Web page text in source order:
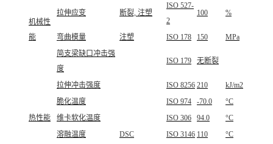
机械性
能
拉伸应变 断裂, 注塑
ISO 527-
2
100 %
弯曲模量 注塑 ISO 178 150
MPa
简支梁缺口冲击强
度
ISO 179 无断裂
拉伸冲击强度 ISO 8256 210 kJ/m2
热性能
脆化温度 ISO 974 -70.0
°C
维卡软化温度
ISO 306 94.0
°C
溶融温度
DSC ISO 3146 110 °C